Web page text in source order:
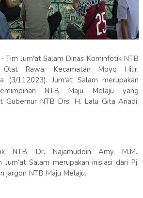
Tim Jum'at Salam Dinas Kominfotik NTB
Olat Rawa, Kecamatan Moyo Hilir,
(3/112023). Jum'at Salam merupakan
NTB Maju Melaju yang
Gubernur NTB Drs. H. Lalu Gita Ariadi,
NTB, Dr. Najamuddin Amy, M.M.,
Jum'at Salam merupakan inisiasi dari Pj.
jargon NTB Maju Melaju.